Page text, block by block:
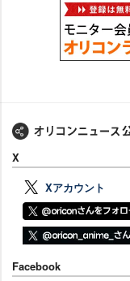
X
Xアカウント
Facebook